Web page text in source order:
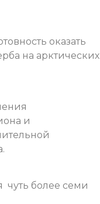
оказать
на арктических
и
чуть более семи